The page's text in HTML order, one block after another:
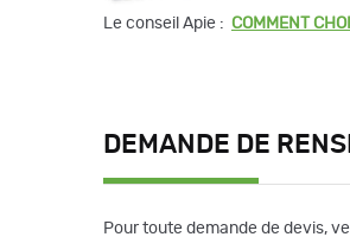
Le conseil Apie : COMMENT
DEMANDE DE
Pour toute demande de devis,